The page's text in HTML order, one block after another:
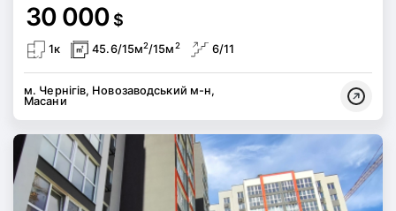
30 000 $
1к 45.6/15м2/15м2 6/11
м. Чернігів, Новозаводський м-н,
Масани